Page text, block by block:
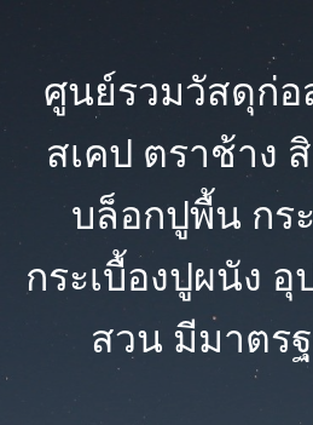
ศูนย์รวมวัสดุก่
สเคป ตราช้าง
บล็อกปูพื้น กร
กระเบื้องปูผนัง
สวน มีมาตร